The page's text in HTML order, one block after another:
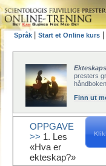
Språk Start et Online kurs
presters
håndboken
Finn ut
OPPGAVE
>> 1. Les
«Hva er
ekteskap?»